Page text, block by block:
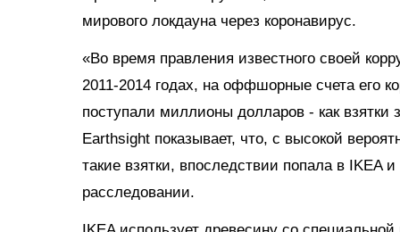
мирового локдауна через коронавирус.
«Во время правления известного своей
2011-2014 годах, на оффшорные счета его
поступали миллионы долларов - как
Earthsight показывает, что, с высокой
такие взятки, впоследствии попала в IKEA
расследовании.